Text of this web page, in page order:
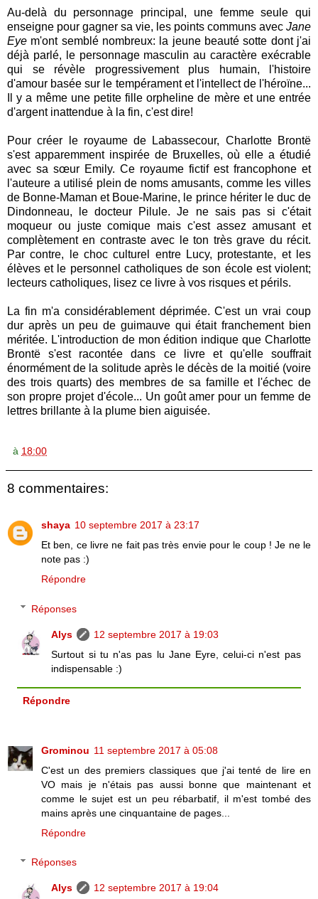
Au-delà du personnage principal, une femme seule qui
enseigne pour gagner sa vie, les points communs avec Jane
Eye m'ont semblé nombreux: la jeune beauté sotte dont j'ai
déjà parlé, le personnage masculin au caractère exécrable
qui se révèle progressivement plus humain, l'histoire
d'amour basée sur le tempérament et l'intellect de l'héroïne...
Il y a même une petite fille orpheline de mère et une entrée
d'argent inattendue à la fin, c'est dire!
Pour créer le royaume de Labassecour, Charlotte Brontë
s'est apparemmentinspirée de Bruxelles, où elle a étudié
avec sa sœur Emily. Ce royaume fictif est francophone et
l'auteure a utilisé plein de noms amusants, comme les villes
de Bonne-Maman et Boue-Marine, le prince hériter le duc de
Dindonneau, le docteur Pilule. Je ne sais pas si c'était
moqueur ou juste comique mais c'est assez amusant et
complètement en contraste avec le ton très grave du récit.
Par contre, le choc culturel entre Lucy, protestante, et les
élèves et le personnel catholiques de son école est violent;
lecteurs catholiques, lisez ce livre à vos risques et périls.
La fin m'a considérablement déprimée. C'est un vrai coup
dur après un peu de guimauve qui était franchement bien
méritée. L'introduction de mon édition indique que Charlotte
Brontë s'est racontée dans ce livre et qu'elle souffrait
énormément de la solitude après le décès de la moitié (voire
des trois quarts) des membres de sa famille et l'échec de
son propre projet d'école... Un goût amer pour un femme de
lettres brillante à la plume bien aiguisée.
à 18:00
8 commentaires:
shaya 10 septembre 2017 à 23:17
Et ben, ce livre ne fait pas très envie pour le coup ! Je ne le
note pas :)
Répondre
Réponses
Alys
12 septembre 2017 à 19:03
Surtout si tu n'as pas lu Jane Eyre, celui-ci n'est pas
indispensable :)
Répondre
Grominou 11 septembre 2017 à 05:08
C'est un des premiers classiques que j'ai tenté de lire en
VO mais je n'étais pas aussi bonne que maintenant et
comme le sujet est un peu rébarbatif, il m'est tombé des
mains après une cinquantaine de pages...
Répondre
Réponses
Alys
12 septembre 2017 à 19:04